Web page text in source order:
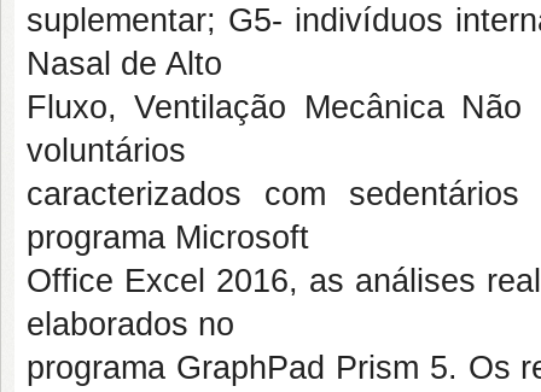
suplementar; G5- indivíduos
Nasal de Alto
Fluxo, Ventilação Mecânica
voluntários
caracterizados com
programa Microsoft
Office Excel 2016, as análises
elaborados no
programa GraphPad Prism 5. Os